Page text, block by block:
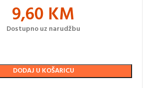
9,60 KM
Dostupno uz narudžbu
DODAJ U KOŠARICU